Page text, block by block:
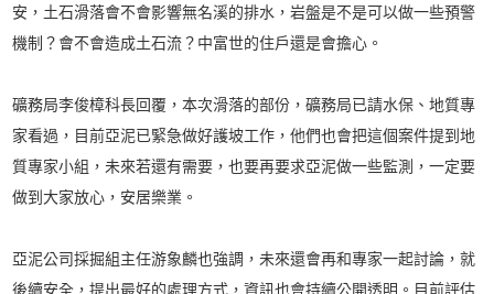
安，土石滑落會不會影響無名溪的排水，岩盤是不是可以做一些預警
機制？會不會造成土石流？中富世的住戶還是會擔心。
礦務局李俊樟科長回覆，本次滑落的部份，礦務局已請水保、地質專
家看過，目前亞泥已緊急做好護坡工作，他們也會把這個案件提到地
質專家小組，未來若還有需要，也要再要求亞泥做一些監測，一定要
做到大家放心，安居樂業。
亞泥公司採掘組主任游象麟也強調，未來還會再和專家一起討論，就
後續安全，提出最好的處理方式，資訊也會持續公開透明。目前評估